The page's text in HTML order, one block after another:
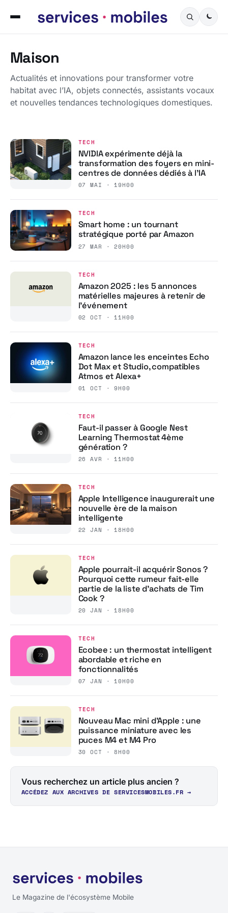
Maison
Actualités et innovations pour transformer votre
habitat avec l’IA, objets connectés, assistants vocaux
et nouvelles tendances technologiques domestiques.
TECH
NVIDIA expérimente déjà la
transformation des foyers en mini-
centres de données dédiés à l’IA
07 MAI · 19H00
TECH
Smart home : un tournant
stratégique porté par Amazon
27 MAR · 20H00
TECH
Amazon 2025 : les 5 annonces
matérielles majeures à retenir de
l’événement
02 OCT · 11H00
TECH
Amazon lance les enceintes Echo
Dot Max et Studio, compatibles
Atmos et Alexa+
01 OCT · 9H00
TECH
Faut-il passer à Google Nest
Learning Thermostat 4ème
génération ?
26 AVR · 11H00
TECH
Apple Intelligence inaugurerait une
nouvelle ère de la maison
intelligente
22 JAN · 18H00
TECH
Apple pourrait-il acquérir Sonos ?
Pourquoi cette rumeur fait-elle
partie de la liste d’achats de Tim
Cook ?
20 JAN · 18H00
TECH
Ecobee : un thermostat intelligent
abordable et riche en
fonctionnalités
07 JAN · 10H00
TECH
Nouveau Mac mini d’Apple : une
puissance miniature avec les
puces M4 et M4 Pro
30 OCT · 8H00
Vous recherchez un article plus ancien ?
ACCÉDEZ AUX ARCHIVES DE SERVICESMOBILES.FR →
Le Magazine de l'écosystème Mobile